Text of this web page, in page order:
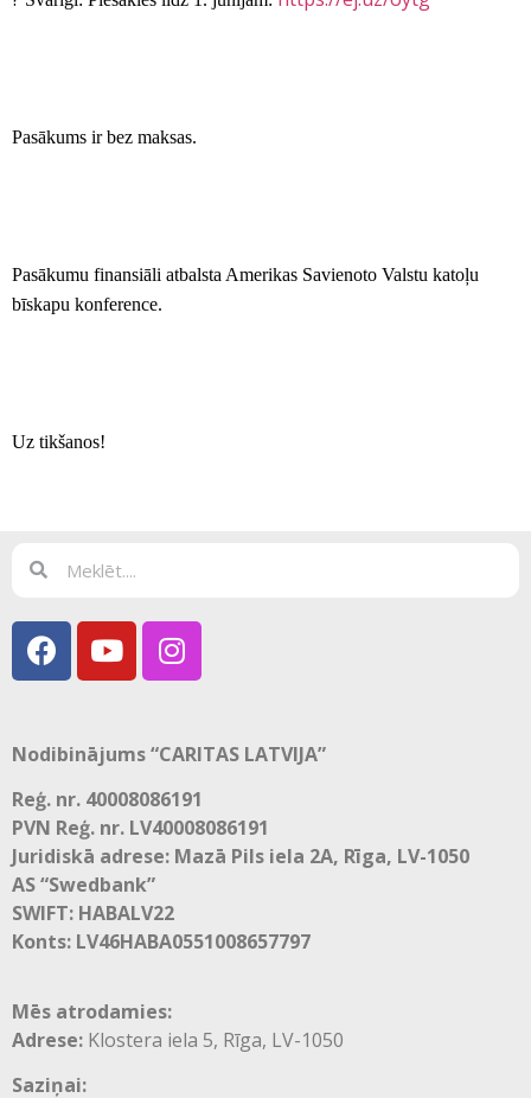
Pasākums ir bez maksas.
Pasākumu finansiāli atbalsta Amerikas Savienoto Valstu katoļu
bīskapu konference.
Uz tikšanos!
Nodibinājums “CARITAS LATVIJA”
Reģ. nr. 40008086191
PVN Reģ. nr. LV40008086191
Juridiskā adrese: Mazā Pils iela 2A, Rīga, LV-1050
AS “Swedbank”
SWIFT: HABALV22
Konts: LV46HABA0551008657797
Mēs atrodamies:
Adrese: Klostera iela 5, Rīga, LV-1050
Saziņai: